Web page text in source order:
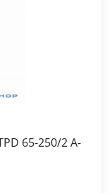
65-250/2 A-